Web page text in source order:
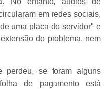
em redes sociais,
uma placa do servidor" e
do problema, nem
perdeu, se foram alguns
de pagamento está